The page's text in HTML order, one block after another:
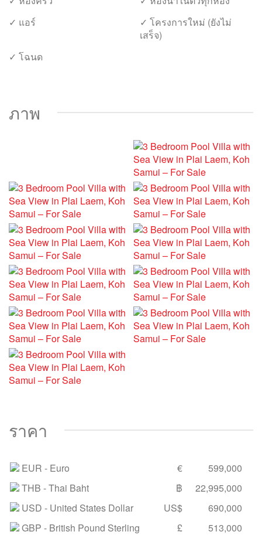
✓ แอร์
✓ โครงการใหม่ (ยังไม่
เสร็จ)
✓ โฉนด
ภาพ
ราคา
EUR - Euro €
599,000
THB - Thai Baht ฿
22,995,000
USD - United States Dollar US$
690,000
GBP - British Pound Sterling £
513,000